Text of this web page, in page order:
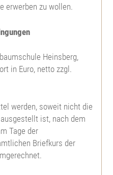
erwerben zu wollen.
Heinsberg,
in Euro, netto zzgl.
werden, soweit nicht die
ist, nach dem
Tage der
Briefkurs der